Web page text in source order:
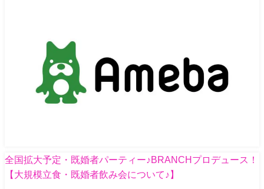
全国拡大予定・既婚者パーティー♪BRANCHプロデュース！
【大規模立食・既婚者飲み会について♪】